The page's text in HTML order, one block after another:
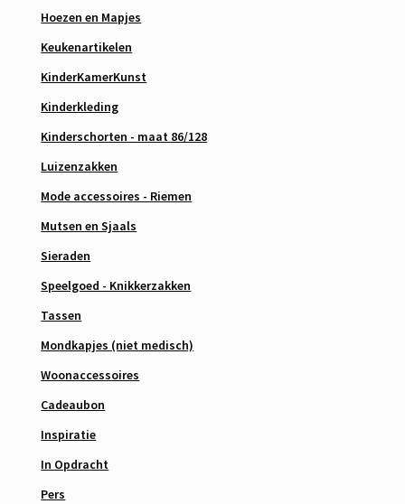
Hoezen en Mapjes
Keukenartikelen
KinderKamerKunst
Kinderkleding
Kinderschorten - maat 86/128
Luizenzakken
Mode accessoires - Riemen
Mutsen en Sjaals
Sieraden
Speelgoed - Knikkerzakken
Tassen
Mondkapjes (niet medisch)
Woonaccessoires
Cadeaubon
Inspiratie
In Opdracht
Pers